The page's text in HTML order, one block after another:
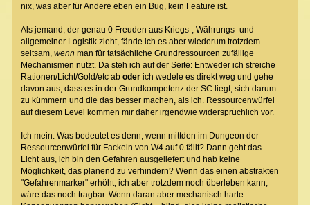
nix, was aber für Andere eben ein Bug, kein Feature ist.
Als jemand, der genau 0 Freuden aus Kriegs-, Währungs- und
allgemeiner Logistik zieht, fände ich es aber wiederum trotzdem
seltsam, wenn man für tatsächliche Grundressourcen zufällige
Mechanismen nutzt. Da steh ich auf der Seite: Entweder ich streiche
Rationen/Licht/Gold/etc ab oderich wedele es direkt weg und gehe
davon aus, dass es in der Grundkompetenz der SC liegt, sich darum
zu kümmern und die das besser machen, als ich. Ressourcenwürfel
auf diesem Level kommen mir daher irgendwie widersprüchlich vor.
Ich mein: Was bedeutet es denn, wenn mittden im Dungeon der
Ressourcenwürfel für Fackeln von W4 auf 0 fällt? Dann geht das
Licht aus, ich bin den Gefahren ausgeliefert und hab keine
Möglichkeit, das planend zu verhindern? Wenn das einen abstrakten
"Gefahrenmarker" erhöht, ich aber trotzdem noch überleben kann,
wäre das noch tragbar. Wenn daran aber mechanisch harte